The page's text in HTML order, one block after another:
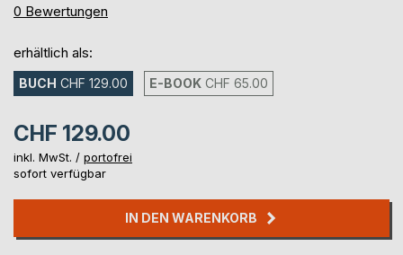
0%
0 Bewertungen
erhältlich als:
BUCH CHF 129.00 E-BOOK CHF 65.00
CHF 129.00
inkl. MwSt. / portofrei
sofort verfügbar
IN DEN WARENKORB